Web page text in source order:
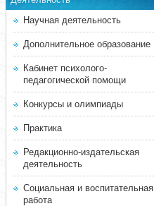
Научная деятельность
Дополнительное образование
Кабинет психолого-
педагогической помощи
Конкурсы и олимпиады
Практика
Редакционно-издательская
деятельность
Социальная и воспитательная
работа